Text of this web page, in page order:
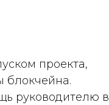
проекта,
блокчейна.
руководителю в